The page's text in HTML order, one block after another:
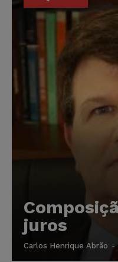
juros
Carlos Henrique Abrão -